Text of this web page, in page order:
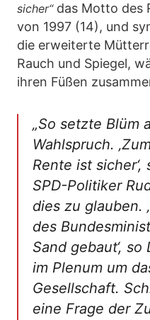
sicher“ das Motto des
von 1997 (14), und
die erweiterte
Rauch und Spiegel,
ihren Füßen
„So setzte Blüm
Wahlspruch.
Rente ist
SPD-Politiker
dies zu glauben.
des
Sand gebaut‘,
im Plenum um
Gesellschaft.
eine Frage der